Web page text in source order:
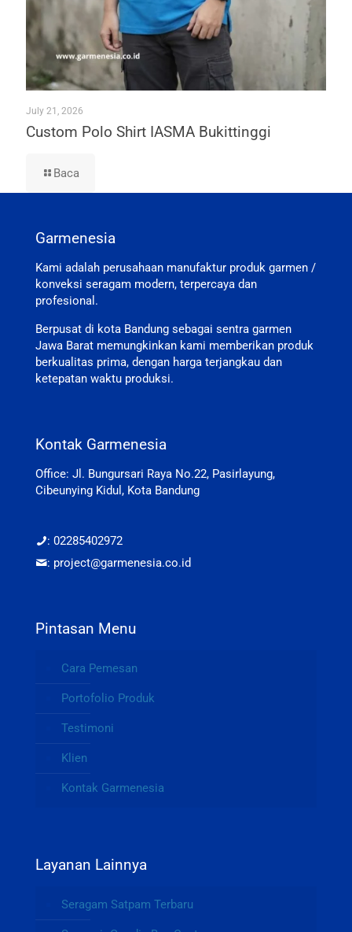
July 21, 2026
Custom Polo Shirt IASMA Bukittinggi
Baca
Garmenesia
Kami adalah perusahaan manufaktur produk garmen /
konveksi seragam modern, terpercaya dan
profesional.
Berpusat di kota Bandung sebagai sentra garmen
Jawa Barat memungkinkan kami memberikan produk
berkualitas prima, dengan harga terjangkau dan
ketepatan waktu produksi.
Kontak Garmenesia
Office: Jl. Bungursari Raya No.22, Pasirlayung,
Cibeunying Kidul, Kota Bandung
: 02285402972
: project@garmenesia.co.id
Pintasan Menu
Cara Pemesan
Portofolio Produk
Testimoni
Klien
Kontak Garmenesia
Layanan Lainnya
Seragam Satpam Terbaru